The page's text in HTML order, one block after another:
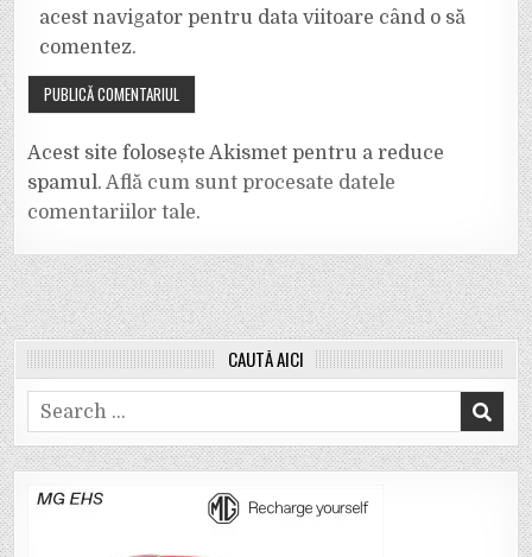
acest navigator pentru data viitoare când o să
comentez.
Acest site folosește Akismet pentru a reduce
spamul.Află cum sunt procesate datele
comentariilor tale.
CAUTĂ AICI
Search
for: